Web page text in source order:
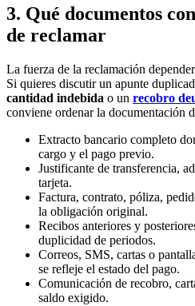
3. Qué documentos
de reclamar
La fuerza de la reclamación
Si quieres discutir un apunte
cantidad indebida o un recobro
conviene ordenar la documentación
Extracto bancario completo
cargo y el pago previo.
Justificante de transferencia,
tarjeta.
Factura, contrato, póliza,
la obligación original.
Recibos anteriores y
duplicidad de periodos.
Correos, SMS, cartas o
se refleje el estado del pago.
Comunicación de recobro,
saldo exigido.